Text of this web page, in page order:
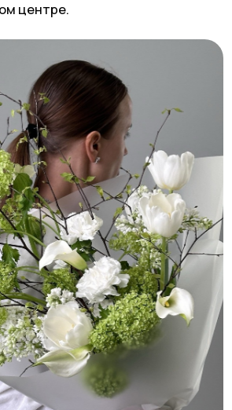
чтобы вы точно могли
почти в любой
в пределах МКАД включена в стоимость